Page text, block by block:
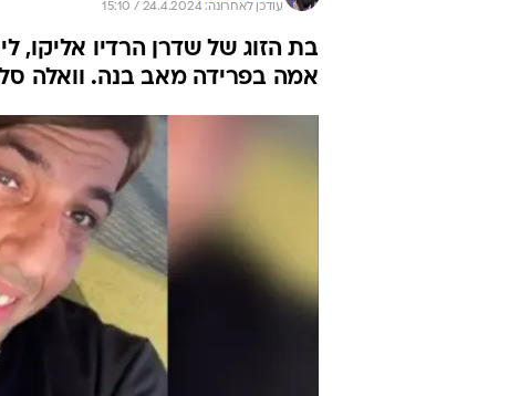
עודכן לאחרונה: 24.4.2024 / 15:10
בת הזוג של שדרן הרדיו
אמה בפרידה מאב בנה. וואלה